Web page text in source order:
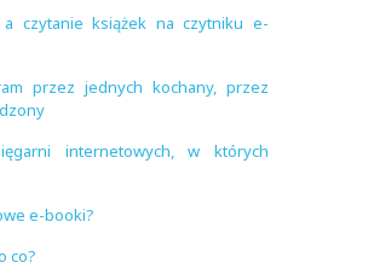
a czytanie książek na czytniku e-
przez jednych kochany, przez
internetowych, w których
e-booki?
co?